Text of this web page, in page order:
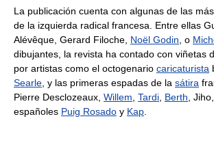
La publicación cuenta con algunas de las
de la izquierda radical francesa. Entre ellas
Alévêque, Gerard Filoche, Noël Godin , o
dibujantes, la revista ha contado con viñetas
por artistas como el octogenario caricaturista
Searle , y las primeras espadas de la sátira
Pierre Desclozeaux, Willem Tardi Berth ,
españoles Puig Rosado y Kap